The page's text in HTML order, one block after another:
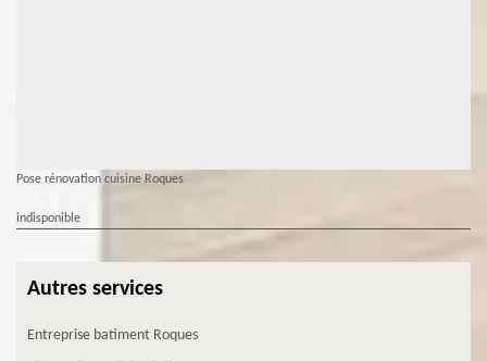
Pose rénovation cuisine Roques
indisponible
Autres services
Entreprise batiment Roques